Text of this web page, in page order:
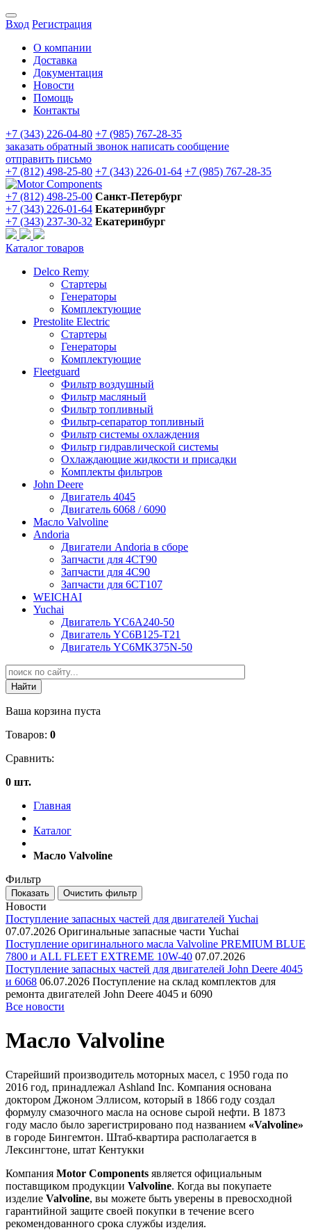
Вход Регистрация
О компании
Доставка
Документация
Новости
Помощь
Контакты
+7 (343) 226-04-80 +7 (985) 767-28-35
заказать обратный звонок написать сообщение
отправить письмо
+7 (812) 498-25-80 +7 (343) 226-01-64 +7 (985) 767-28-35
+7 (812) 498-25-00 Санкт-Петербург
+7 (343) 226-01-64 Екатеринбург
+7 (343) 237-30-32 Екатеринбург
Каталог товаров
Delco Remy
Стартеры
Генераторы
Комплектующие
Prestolite Electric
Стартеры
Генераторы
Комплектующие
Fleetguard
Фильтр воздушный
Фильтр масляный
Фильтр топливный
Фильтр-сепаратор топливный
Фильтр системы охлаждения
Фильтр гидравлической системы
Охлаждающие жидкости и присадки
Комплекты фильтров
John Deere
Двигатель 4045
Двигатель 6068 / 6090
Масло Valvoline
Andoria
Двигатели Andoria в сборе
Запчасти для 4CT90
Запчасти для 4С90
Запчасти для 6CT107
WEICHAI
Yuchai
Двигатель YC6A240-50
Двигатель YC6B125-T21
Двигатель YC6MK375N-50
Ваша корзина пуста
Товаров: 0
Сравнить:
0 шт.
Главная
Каталог
Масло Valvoline
Фильтр
Новости
Поступление запасных частей для двигателей Yuchai
07.07.2026 Оригинальные запасные части Yuchai
Поступление оригинального масла Valvoline PREMIUM BLUE
7800 и ALL FLEET EXTREME 10W-40 07.07.2026
Поступление запасных частей для двигателей John Deere 4045
и 6068 06.07.2026 Поступление на склад комплектов для
ремонта двигателей John Deere 4045 и 6090
Все новости
Масло Valvoline
Старейший производитель моторных масел, c 1950 года по
2016 год, принадлежал Ashland Inc. Компания основана
доктором Джоном Эллисом, который в 1866 году создал
формулу смазочного масла на основе сырой нефти. В 1873
году масло было зарегистрировано под названием «Valvoline»
в городе Бингемтон. Штаб-квартира располагается в
Лексингтоне, штат Кентукки
Компания Motor Components является официальным
поставщиком продукции Valvoline. Когда вы покупаете
изделие Valvoline, вы можете быть уверены в превосходной
гарантийной защите своей покупки в течение всего
рекомендованного срока службы изделия.